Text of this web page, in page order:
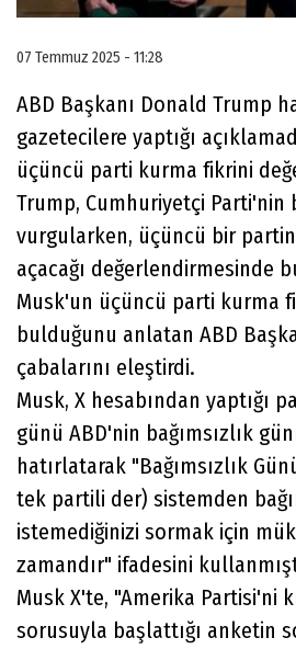
07 Temmuz 2025 - 11:28
ABD Başkanı Donald Trump
gazetecilere yaptığı
üçüncü parti kurma fikrini
Trump, Cumhuriyetçi Parti'nin
vurgularken, üçüncü bir
açacağı değerlendirmesinde
Musk'un üçüncü parti kurma
bulduğunu anlatan ABD
çabalarını eleştirdi.
Musk, X hesabından yaptığı
günü ABD'nin bağımsızlık
hatırlatarak "Bağımsızlık
tek partili der) sistemden
istemediğinizi sormak için
zamandır" ifadesini
Musk X'te, "Amerika Partisi'ni
sorusuyla başlattığı anketin